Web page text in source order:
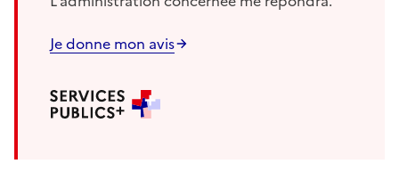
Je donne mon avis